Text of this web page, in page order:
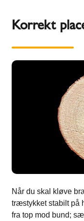
Korrekt
Når du skal kløve
træstykket stabilt på
fra top mod bund;